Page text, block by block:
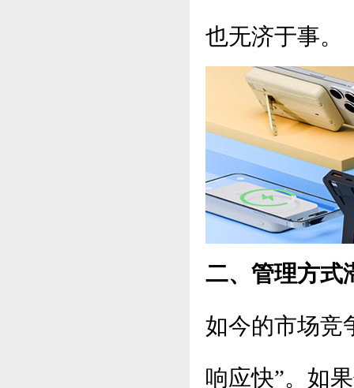
也无济于事。
二、管理方式
如今的市场竞
响应快”。如